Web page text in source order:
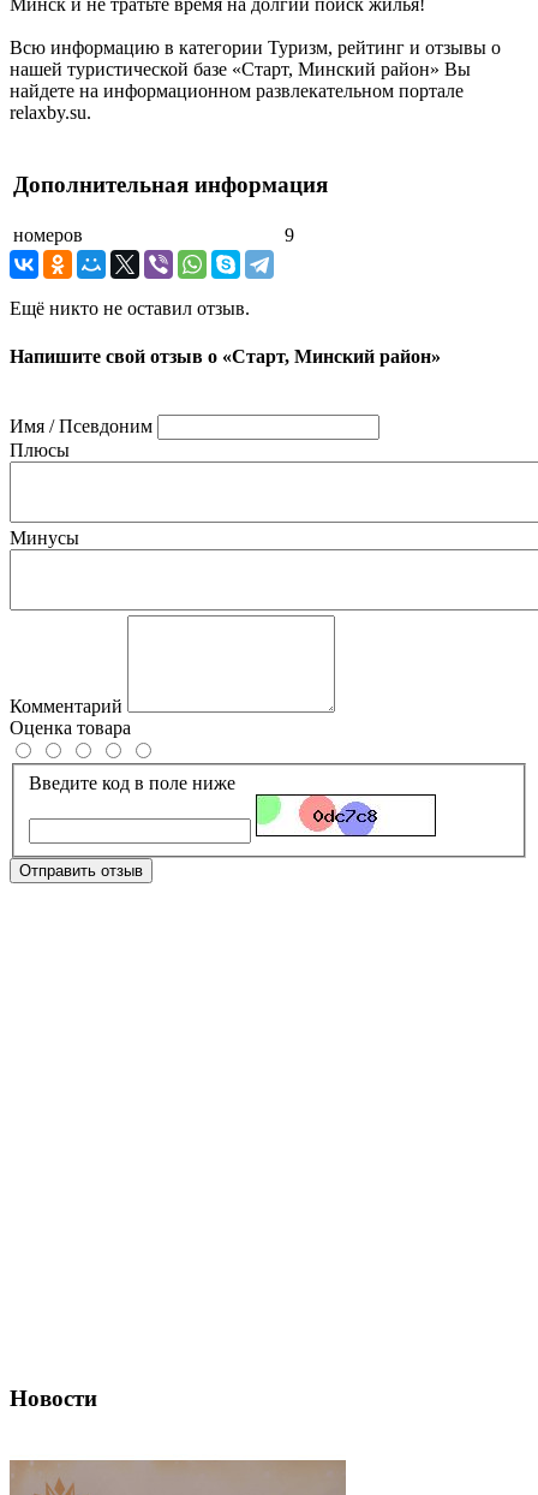
Минск и не тратьте время на долгий поиск жилья!
Всю информацию в категории Туризм, рейтинг и отзывы о
нашей туристической базе «Старт, Минский район» Вы
найдете на информационном развлекательном портале
relaxby.su.
Дополнительная информация
номеров 9
Ещё никто не оставил отзыв.
Напишите свой отзыв о «Старт, Минский район»
Имя / Псевдоним
Плюсы
Минусы
Комментарий
Оценка товара
Введите код в поле ниже
Отправить отзыв
Новости